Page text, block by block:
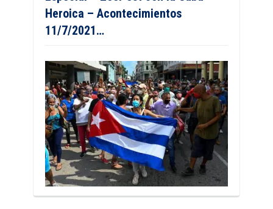
Heroica – Acontecimientos
11/7/2021…